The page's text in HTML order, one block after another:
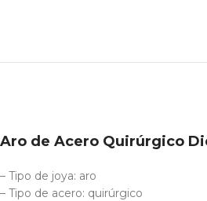
Aro de Acero Quirúrgico
– Tipo de joya: aro
– Tipo de acero: quirúrgico